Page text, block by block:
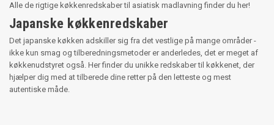
Alle de rigtige køkkenredskaber til asiatisk madlavning finder du her!
Japanske køkkenredskaber
Det japanske køkken adskiller sig fra det vestlige på mange områder -
ikke kun smag og tilberedningsmetoder er anderledes, det er meget af
køkkenudstyret også. Her finder du unikke redskaber til køkkenet, der
hjælper dig med at tilberede dine retter på den letteste og mest
autentiske måde.